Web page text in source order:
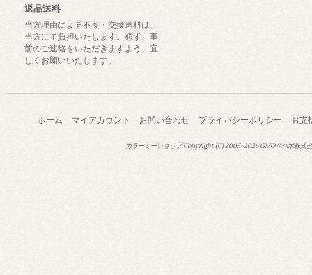
返品送料
当方理由による不良・交換送料は、
当方にて負担いたします。必ず、事
前のご連絡をいただきますよう、宜
しくお願いいたします。
ホーム マイアカウント お問い合わせ プライバシーポリシー お支
カラーミーショップCopyright (C) 2005-2026GMOペパボ株式